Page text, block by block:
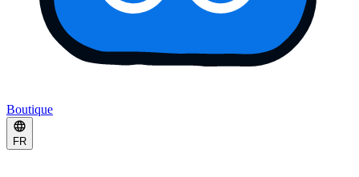
Boutique
FR